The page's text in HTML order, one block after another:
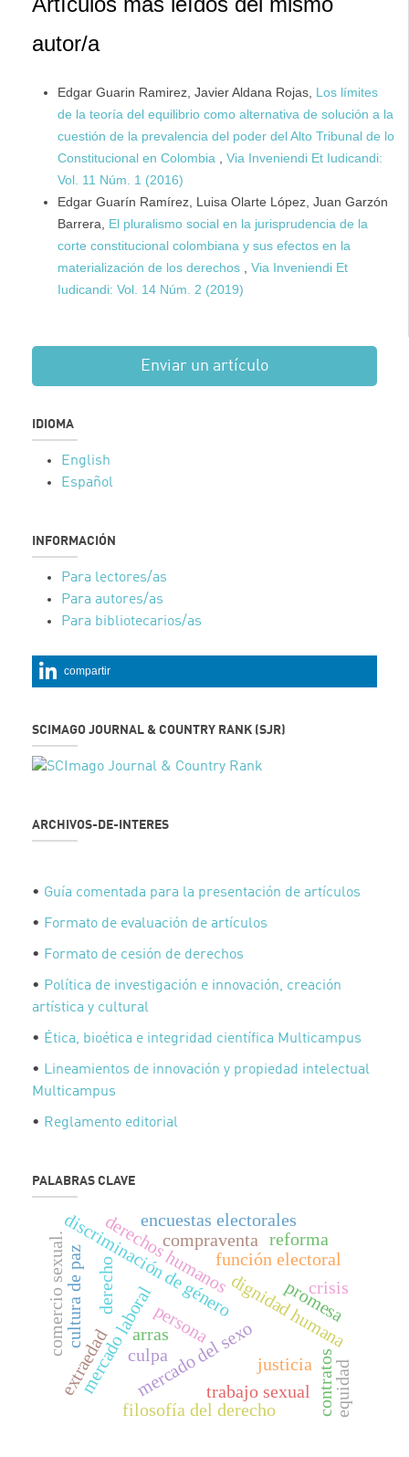
autor/a
Edgar Guarin Ramirez, Javier Aldana Rojas, Los límites
de la teoría del equilibrio como alternativa de solución a la
cuestión de la prevalencia del poder del Alto Tribunal de lo
Constitucional en Colombia
Via Inveniendi Et Iudicandi:
Vol. 11 Núm. 1 (2016)
Edgar Guarín Ramírez, Luisa Olarte López, Juan Garzón
Barrera, El pluralismo social en la jurisprudencia de la
corte constitucional colombiana y sus efectos en la
materialización de los derechos
Via Inveniendi Et
Iudicandi: Vol. 14 Núm. 2 (2019)
Enviar un artículo
IDIOMA
English
Español
INFORMACIÓN
Para lectores/as
Para autores/as
Para bibliotecarios/as
compartir
SCIMAGO JOURNAL & COUNTRY RANK (SJR)
ARCHIVOS-DE-INTERES
• Guía comentada para la presentación de artículos
• Formato de evaluación de artículos
• Formato de cesión de derechos
• Política de investigación e innovación, creación
artística y cultural
• Ética, bioética e integridad científica Multicampus
• Lineamientos de innovación y propiedad intelectual
Multicampus
• Reglamento editorial
PALABRAS CLAVE
mercado del sexo
discriminación de género
mercado laboral trabajo sexual
comercio sexual. derechos humanos
persona dignidad humana
derecho
filosofía del derecho contratos
compraventa
promesa
arras
encuestas electorales
función electoral
extraedad
cultura de paz crisis
reforma
culpa
equidad
justicia